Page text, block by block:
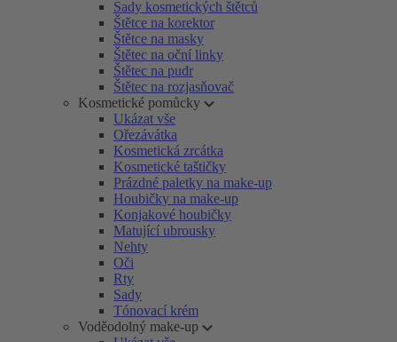
Sady kosmetických štětců
Štětce na korektor
Štětce na masky
Štětec na oční linky
Štětec na pudr
Štětec na rozjasňovač
Kosmetické pomůcky
Ukázat vše
Ořezávátka
Kosmetická zrcátka
Kosmetické taštičky
Prázdné paletky na make-up
Houbičky na make-up
Konjakové houbičky
Matující ubrousky
Nehty
Oči
Rty
Sady
Tónovací krém
Voděodolný make-up